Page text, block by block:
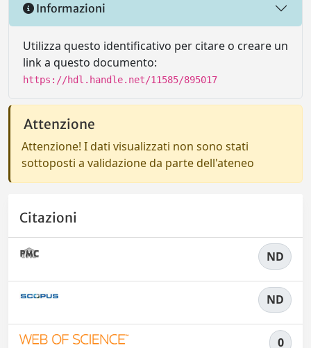
Informazioni
Utilizza questo identificativo per citare o creare un
link a questo documento:
https://hdl.handle.net/11585/895017
Attenzione
Attenzione! I dati visualizzati non sono stati
sottoposti a validazione da parte dell'ateneo
Citazioni
ND
ND
0